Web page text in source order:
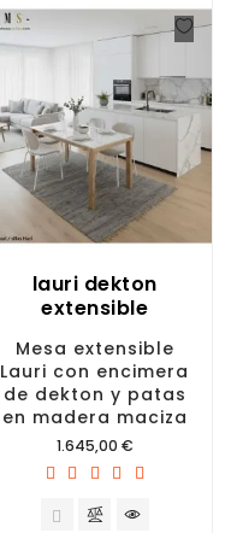
lauri dekton
extensible
Mesa extensible
Lauri con encimera
de dekton y patas
en madera maciza
Precio
1.645,00 €